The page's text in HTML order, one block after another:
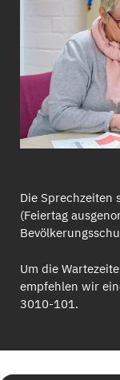
Die Sprechzeiten
(Feiertag
Um die
empfehlen wir
3010-101.